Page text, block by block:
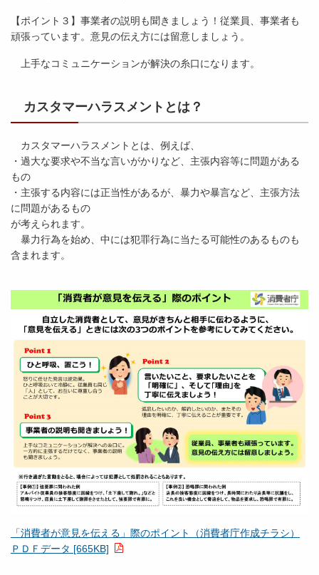
【ポイント３】事業者の説明も聞きましょう！従業員、事業者も
頑張っています。意見の伝え方には留意しましょう。
上手なコミュニケーションが解決の糸口になります。
カスタマーハラスメントとは？
カスタマーハラスメントとは、例えば、
・過大な要求や不当な言いがかりなど、主張内容等に問題がある
もの
・主張する内容には正当性があるが、暴力や暴言など、主張方法
に問題があるもの
が考えられます。
暴力行為を始め、中には犯罪行為に当たる可能性のあるものも
含まれます。
「消費者が意見を伝える」際のポイント（消費者庁作成チラシ）
ＰＤＦデータ [665KB]